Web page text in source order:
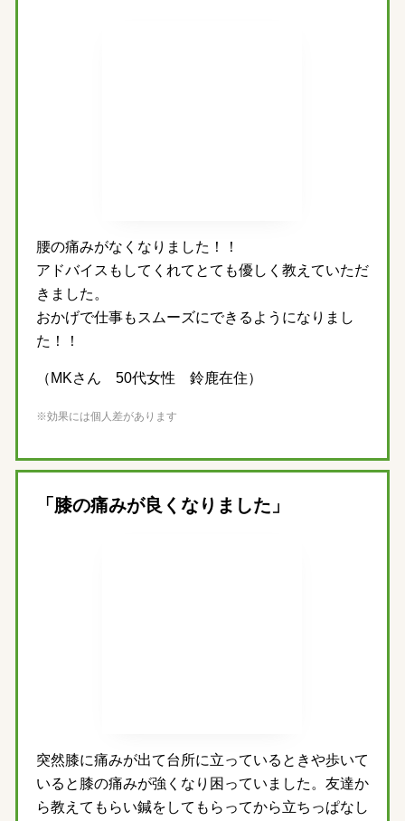
腰の痛みがなくなりました！！
アドバイスもしてくれてとても優しく教えていただ
きました。
おかげで仕事もスムーズにできるようになりまし
た！！
（MKさん 50代女性 鈴鹿在住）
※効果には個人差があります
「膝の痛みが良くなりました」
突然膝に痛みが出て台所に立っているときや歩いて
いると膝の痛みが強くなり困っていました。友達か
ら教えてもらい鍼をしてもらってから立ちっぱなし